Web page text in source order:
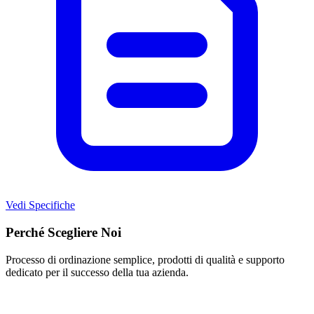
Vedi Specifiche
Perché Scegliere Noi
Processo di ordinazione semplice, prodotti di qualità e supporto
dedicato per il successo della tua azienda.